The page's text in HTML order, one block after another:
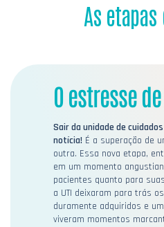
As
O estresse
Sair da unidade de
notícia! É a superação de
outra. Essa nova etapa,
em um momento
pacientes quanto para
a UTI deixaram para trás
duramente adquiridos e
viveram momentos